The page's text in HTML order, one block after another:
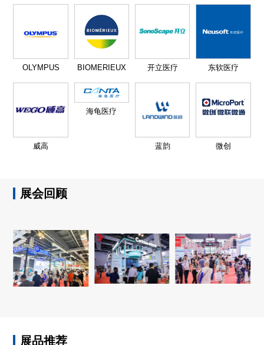
OLYMPUS BIOMERIEUX 开立医疗 东软医疗
威高
海龟医疗
蓝韵 微创
展会回顾
展品推荐